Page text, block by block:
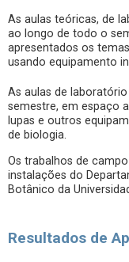
As aulas teóricas, de
ao longo de todo o
apresentados os
usando equipamento
As aulas de
semestre, em espaço
lupas e outros
de biologia.
Os trabalhos de
instalações do
Botânico da
Resultados de